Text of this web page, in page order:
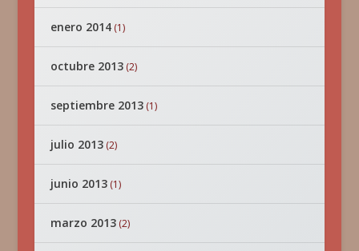
enero 2014(1)
octubre 2013(2)
septiembre 2013(1)
julio 2013(2)
junio 2013(1)
marzo 2013(2)